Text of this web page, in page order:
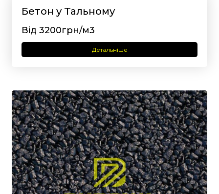
Бетон у Тальному
Від 3200грн/м3
Детальніше